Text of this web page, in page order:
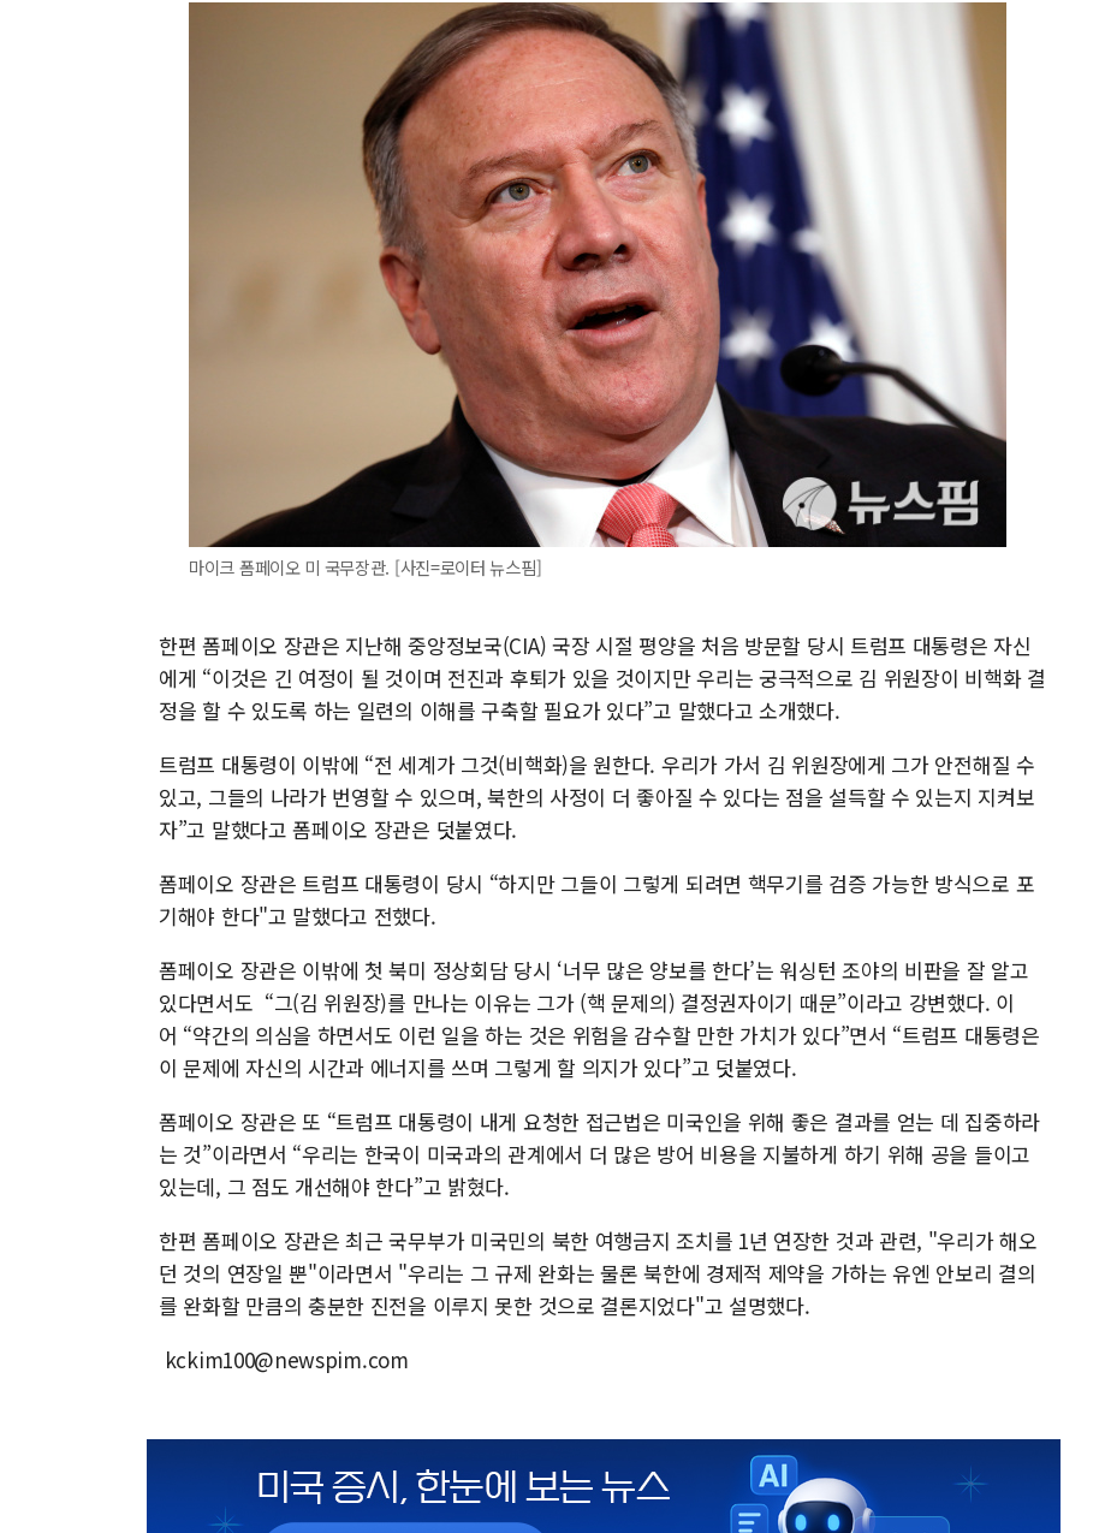
마이크 폼페이오 미 국무장관. [사진=로이터 뉴스핌]
한편 폼페이오 장관은 지난해 중앙정보국(CIA) 국장 시절 평양을 처음 방문할 당시 트럼프 대통령은 자신
에게 “이것은 긴 여정이 될 것이며 전진과 후퇴가 있을 것이지만 우리는 궁극적으로 김 위원장이 비핵화 결
정을 할 수 있도록 하는 일련의 이해를 구축할 필요가 있다”고 말했다고 소개했다.
트럼프 대통령이 이밖에 “전 세계가 그것(비핵화)을 원한다. 우리가 가서 김 위원장에게 그가 안전해질 수
있고, 그들의 나라가 번영할 수 있으며, 북한의 사정이 더 좋아질 수 있다는 점을 설득할 수 있는지 지켜보
자”고 말했다고 폼페이오 장관은 덧붙였다.
폼페이오 장관은 트럼프 대통령이 당시 “하지만 그들이 그렇게 되려면 핵무기를 검증 가능한 방식으로 포
기해야 한다"고 말했다고 전했다.
폼페이오 장관은 이밖에 첫 북미 정상회담 당시 ‘너무 많은 양보를 한다’는 워싱턴 조야의 비판을 잘 알고
있다면서도 “그(김 위원장)를 만나는 이유는 그가 (핵 문제의) 결정권자이기 때문”이라고 강변했다. 이
어 “약간의 의심을 하면서도 이런 일을 하는 것은 위험을 감수할 만한 가치가 있다”면서 “트럼프 대통령은
이 문제에 자신의 시간과 에너지를 쓰며 그렇게 할 의지가 있다”고 덧붙였다.
폼페이오 장관은 또 “트럼프 대통령이 내게 요청한 접근법은 미국인을 위해 좋은 결과를 얻는 데 집중하라
는 것”이라면서 “우리는 한국이 미국과의 관계에서 더 많은 방어 비용을 지불하게 하기 위해 공을 들이고
있는데, 그 점도 개선해야 한다”고 밝혔다.
한편 폼페이오 장관은 최근 국무부가 미국민의 북한 여행금지 조치를 1년 연장한 것과 관련, "우리가 해오
던 것의 연장일 뿐"이라면서 "우리는 그 규제 완화는 물론 북한에 경제적 제약을 가하는 유엔 안보리 결의
를 완화할 만큼의 충분한 진전을 이루지 못한 것으로 결론지었다"고 설명했다.
kckim100@newspim.com